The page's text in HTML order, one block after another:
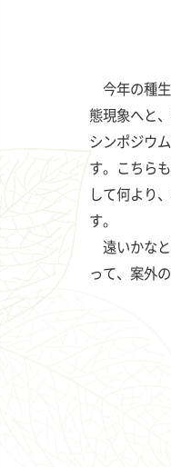
今年の種
態現象へと
シンポジウ
す。こちら
して何より
す。
遠いかな
って、案外